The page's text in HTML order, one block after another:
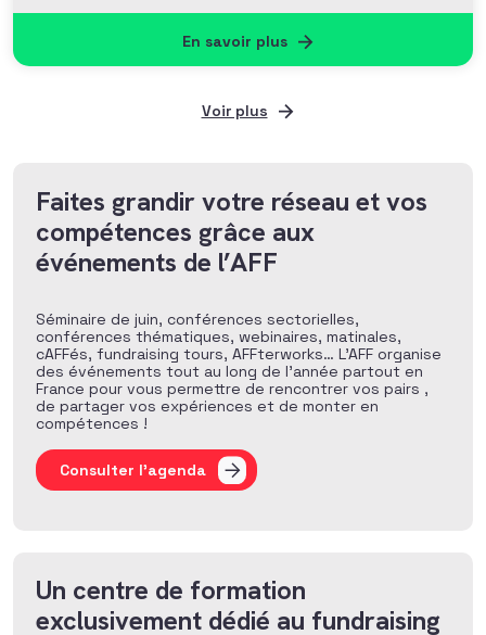
En savoir plus
Voir plus
Faites grandir votre réseau et vos
compétences grâce aux
événements de l’AFF
Séminaire de juin, conférences sectorielles,
conférences thématiques, webinaires, matinales,
cAFFés, fundraising tours, AFFterworks… L’AFF organise
des événements tout au long de l’année partout en
France pour vous permettre de rencontrer vos pairs ,
de partager vos expériences et de monter en
compétences !
Consulter l'agenda
Un centre de formation
exclusivement dédié au fundraising